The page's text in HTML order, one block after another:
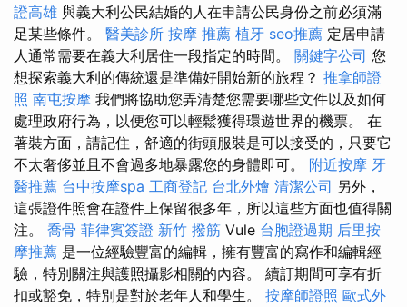
證高雄 與義大利公民結婚的人在申請公民身份之前必須滿
足某些條件。 醫美診所 按摩 推薦 植牙 seo推薦 定居申請
人通常需要在義大利居住一段指定的時間。 關鍵字公司 您
想探索義大利的傳統還是準備好開始新的旅程？ 推拿師證
照 南屯按摩 我們將協助您弄清楚您需要哪些文件以及如何
處理政府行為，以便您可以輕鬆獲得環遊世界的機票。 在
著裝方面，請記住，舒適的街頭服裝是可以接受的，只要它
不太奢侈並且不會過多地暴露您的身體即可。 附近按摩 牙
醫推薦 台中按摩spa 工商登記 台北外燴 清潔公司 另外，
這張證件照會在證件上保留很多年，所以這些方面也值得關
注。 喬骨 菲律賓簽證 新竹 撥筋 Vule 台胞證過期 后里按
摩推薦 是一位經驗豐富的編輯，擁有豐富的寫作和編輯經
驗，特別關注與護照攝影相關的內容。 續訂期間可享有折
扣或豁免，特別是對於老年人和學生。 按摩師證照 歐式外